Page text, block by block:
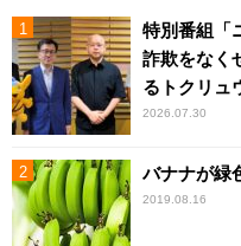
特別番組「
詐欺をなく
るトクリュ
2026.07.30
バナナが緑
2019.08.16